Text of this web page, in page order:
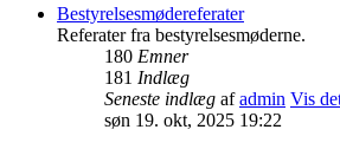
Bestyrelsesmødereferater
Referater fra bestyrelsesmøderne.
180 Emner
181 Indlæg
Seneste indlæg afadmin Vis
søn 19. okt, 2025 19:22